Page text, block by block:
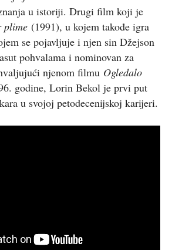
u istoriji. Drugi film koji je
plime (1991), u kojem takođe igra
se pojavljuje i njen sin Džejson
pohvalama i nominovan za
njenom filmu Ogledalo
godine, Lorin Bekol je prvi put
u svojoj petodecenijskoj karijeri.